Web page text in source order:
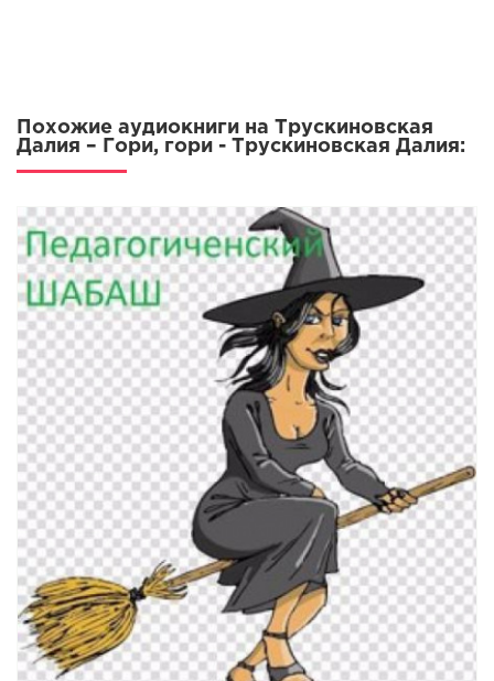
Похожие аудиокниги на Трускиновская
Далия – Гори, гори - Трускиновская Далия: